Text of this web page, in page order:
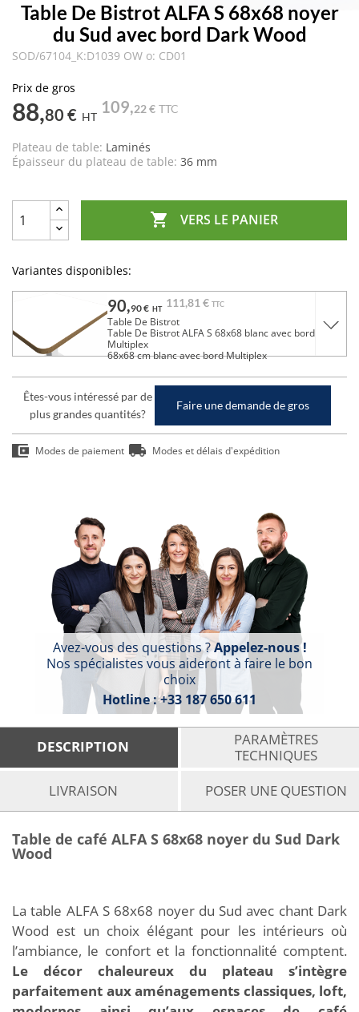
Table De Bistrot ALFA S 68x68 noyer
du Sud avec bord Dark Wood
SOD/67104_K:D1039 OW o: CD01
Prix de gros
88,80 € HT
109,22 € TTC
Plateau de table: Laminés
Épaisseur du plateau de table: 36 mm
 VERS LE PANIER
Variantes disponibles:
90,90 € HT 111,81 € TTC
Table De Bistrot
Table De Bistrot ALFA S 68x68 blanc avec bord
Multiplex
68x68 cm blanc avec bord Multiplex
Êtes-vous intéressé par de
plus grandes quantités?
Faire une demande de gros
Modes de paiement Modes et délais d'expédition
Avez-vous des questions ?Appelez-nous !
Nos spécialistes vous aideront à faire le bon
choix
Hotline :+33 187 650 611
DESCRIPTION
PARAMÈTRES
TECHNIQUES
LIVRAISON
POSER UNE QUESTION
Table de café ALFA S 68x68 noyer du Sud Dark
Wood
La table ALFA S 68x68 noyer du Sud avec chant Dark
Wood est un choix élégant pour les intérieurs où
l’ambiance, le confort et la fonctionnalité comptent.
Le décor chaleureux du plateau s’intègre
parfaitement aux aménagements classiques, loft,